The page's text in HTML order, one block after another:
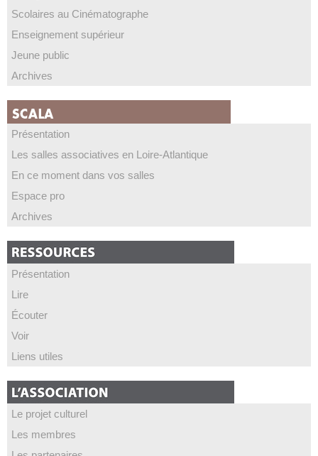
Scolaires au Cinématographe
Enseignement supérieur
Jeune public
Archives
Présentation
Les salles associatives en Loire-Atlantique
En ce moment dans vos salles
Espace pro
Archives
Présentation
Lire
Écouter
Voir
Liens utiles
Le projet culturel
Les membres